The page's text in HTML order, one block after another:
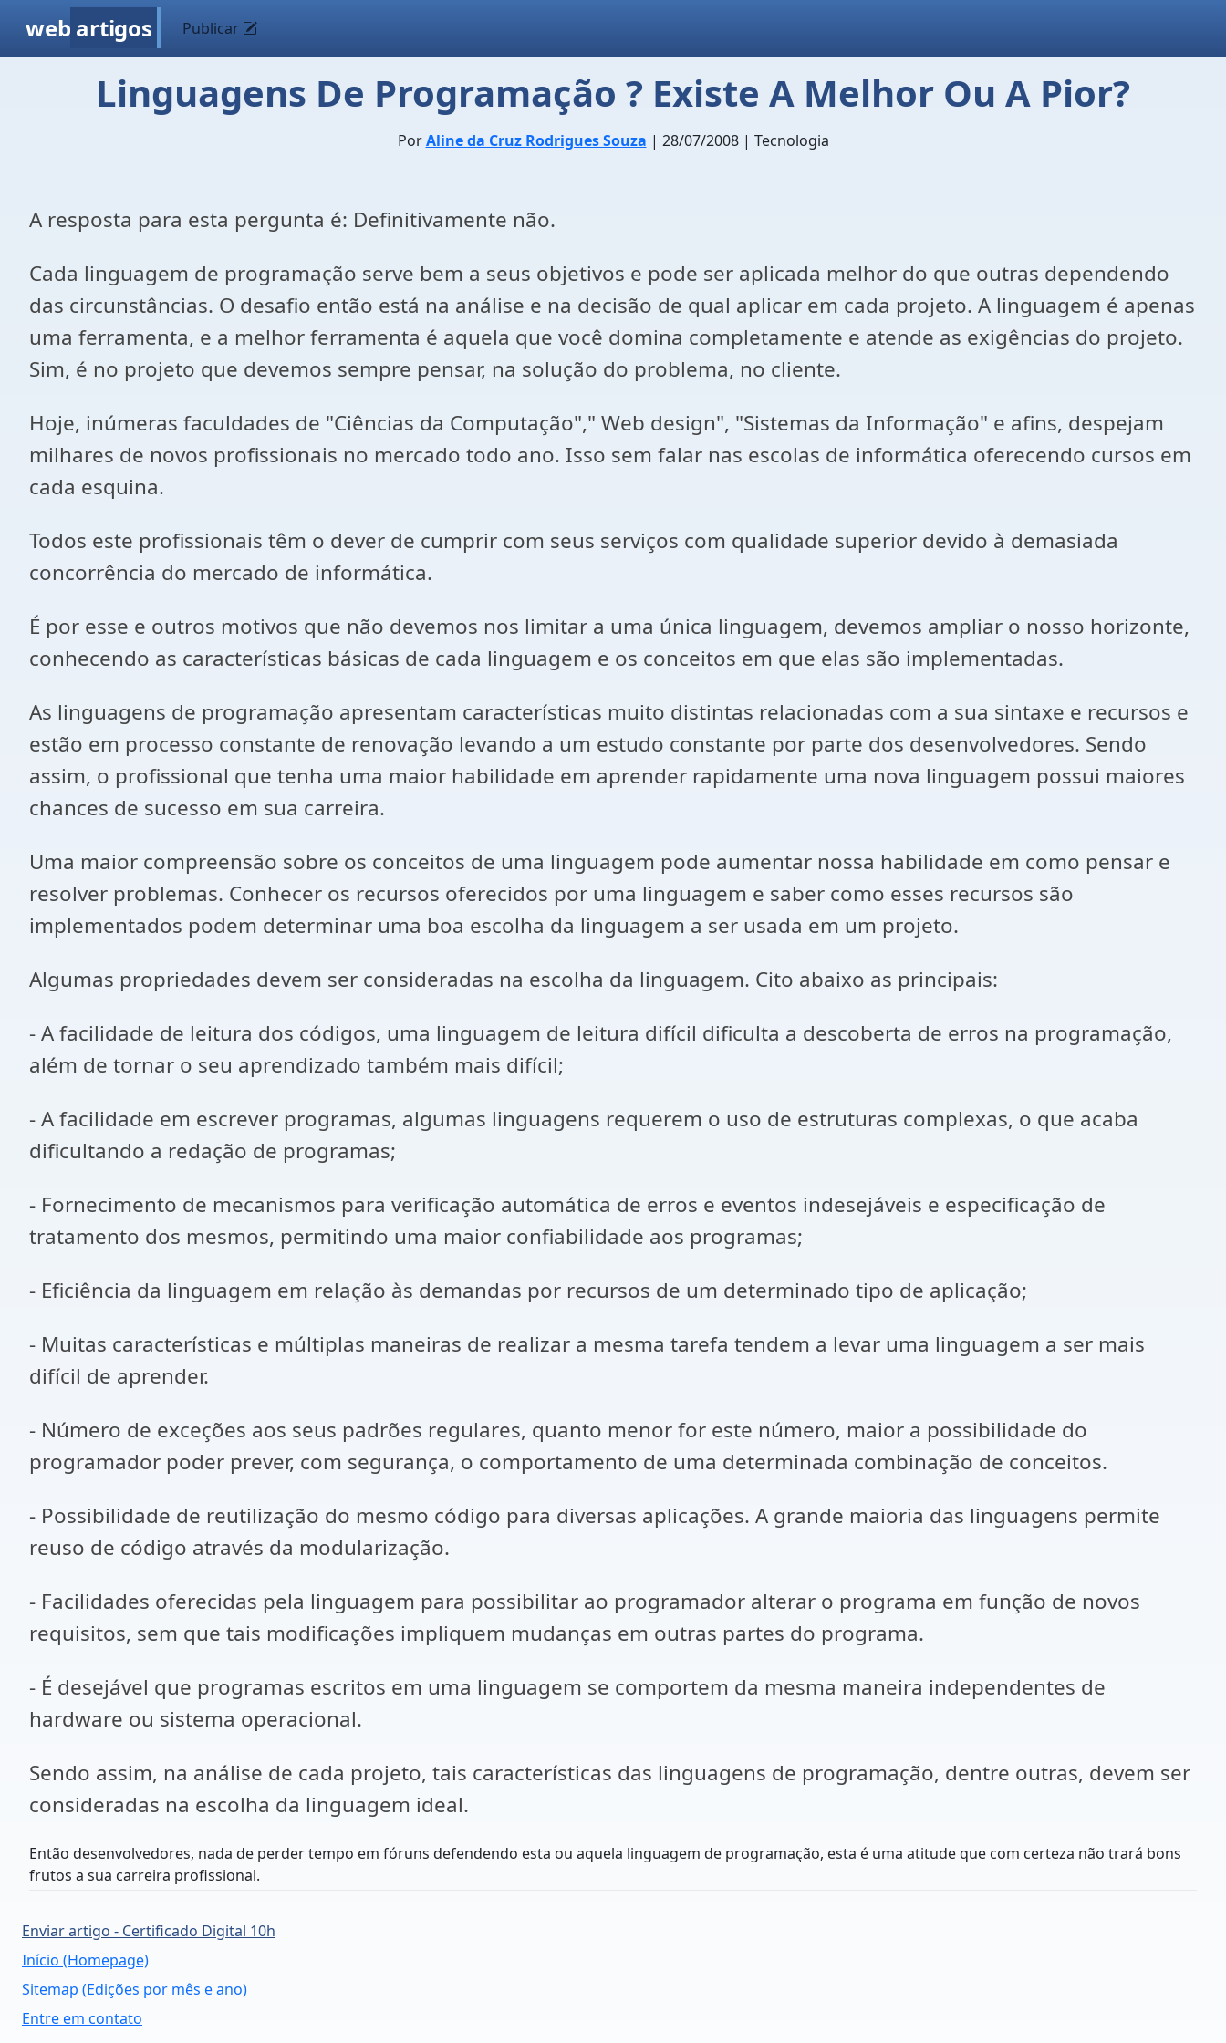
web artigos Publicar
Linguagens De Programação ? Existe A Melhor Ou A Pior?
PorAline da Cruz Rodrigues Souza | 28/07/2008 | Tecnologia
A resposta para esta pergunta é: Definitivamente não.
Cada linguagem de programação serve bem a seus objetivos e pode ser aplicada melhor do que outras dependendo
das circunstâncias. O desafio então está na análise e na decisão de qual aplicar em cada projeto. A linguagem é apenas
uma ferramenta, e a melhor ferramenta é aquela que você domina completamente e atende as exigências do projeto.
Sim, é no projeto que devemos sempre pensar, na solução do problema, no cliente.
Hoje, inúmeras faculdades de "Ciências da Computação"," Web design", "Sistemas da Informação" e afins, despejam
milhares de novos profissionais no mercado todo ano. Isso sem falar nas escolas de informática oferecendo cursos em
cada esquina.
Todos este profissionais têm o dever de cumprir com seus serviços com qualidade superior devido à demasiada
concorrência do mercado de informática.
É por esse e outros motivos que não devemos nos limitar a uma única linguagem, devemos ampliar o nosso horizonte,
conhecendo as características básicas de cada linguagem e os conceitos em que elas são implementadas.
As linguagens de programação apresentam características muito distintas relacionadas com a sua sintaxe e recursos e
estão em processo constante de renovação levando a um estudo constante por parte dos desenvolvedores. Sendo
assim, o profissional que tenha uma maior habilidade em aprender rapidamente uma nova linguagem possui maiores
chances de sucesso em sua carreira.
Uma maior compreensão sobre os conceitos de uma linguagem pode aumentar nossa habilidade em como pensar e
resolver problemas. Conhecer os recursos oferecidos por uma linguagem e saber como esses recursos são
implementados podem determinar uma boa escolha da linguagem a ser usada em um projeto.
Algumas propriedades devem ser consideradas na escolha da linguagem. Cito abaixo as principais:
- A facilidade de leitura dos códigos, uma linguagem de leitura difícil dificulta a descoberta de erros na programação,
além de tornar o seu aprendizado também mais difícil;
- A facilidade em escrever programas, algumas linguagens requerem o uso de estruturas complexas, o que acaba
dificultando a redação de programas;
- Fornecimento de mecanismos para verificação automática de erros e eventos indesejáveis e especificação de
tratamento dos mesmos, permitindo uma maior confiabilidade aos programas;
- Eficiência da linguagem em relação às demandas por recursos de um determinado tipo de aplicação;
- Muitas características e múltiplas maneiras de realizar a mesma tarefa tendem a levar uma linguagem a ser mais
difícil de aprender.
- Número de exceções aos seus padrões regulares, quanto menor for este número, maior a possibilidade do
programador poder prever, com segurança, o comportamento de uma determinada combinação de conceitos.
- Possibilidade de reutilização do mesmo código para diversas aplicações. A grande maioria das linguagens permite
reuso de código através da modularização.
- Facilidades oferecidas pela linguagem para possibilitar ao programador alterar o programa em função de novos
requisitos, sem que tais modificações impliquem mudanças em outras partes do programa.
- É desejável que programas escritos em uma linguagem se comportem da mesma maneira independentes de
hardware ou sistema operacional.
Sendo assim, na análise de cada projeto, tais características das linguagens de programação, dentre outras, devem ser
consideradas na escolha da linguagem ideal.
Então desenvolvedores, nada de perder tempo em fóruns defendendo esta ou aquela linguagem de programação, esta é uma atitude que com certeza não trará bons
frutos a sua carreira profissional.
Enviar artigo - Certificado Digital 10h
Início (Homepage)
Sitemap (Edições por mês e ano)
Entre em contato